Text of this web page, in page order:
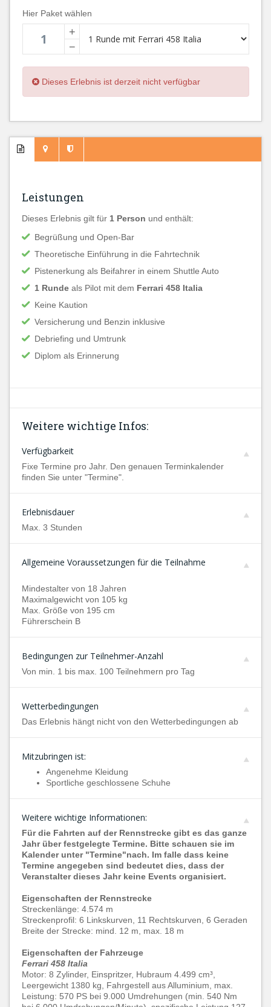
Hier Paket wählen
+
−
Dieses Erlebnis ist derzeit nicht verfügbar
Leistungen
Dieses Erlebnis gilt für 1 Person und enthält:
Begrüßung und Open-Bar
Theoretische Einführung in die Fahrtechnik
Pistenerkung als Beifahrer in einem Shuttle Auto
1 Runde als Pilot mit dem Ferrari 458 Italia
Keine Kaution
Versicherung und Benzin inklusive
Debriefing und Umtrunk
Diplom als Erinnerung
Weitere wichtige Infos:
Verfügbarkeit
Fixe Termine pro Jahr. Den genauen Terminkalender
finden Sie unter "Termine".
Erlebnisdauer
Max. 3 Stunden
Allgemeine Voraussetzungen für die Teilnahme
Mindestalter von 18 Jahren
Maximalgewicht von 105 kg
Max. Größe von 195 cm
Führerschein B
Bedingungen zur Teilnehmer-Anzahl
Von min. 1 bis max. 100 Teilnehmern pro Tag
Wetterbedingungen
Das Erlebnis hängt nicht von den Wetterbedingungen ab
Mitzubringen ist:
Angenehme Kleidung
Sportliche geschlossene Schuhe
Weitere wichtige Informationen:
Für die Fahrten auf der Rennstrecke gibt es das ganze
Jahr über festgelegte Termine. Bitte schauen sie im
Kalender unter "Termine"nach. Im falle dass keine
Termine angegeben sind bedeutet dies, dass der
Veranstalter dieses Jahr keine Events organisiert.
Eigenschaften der Rennstrecke
Streckenlänge: 4.574 m
Streckenprofil: 6 Linkskurven, 11 Rechtskurven, 6 Geraden
Breite der Strecke: mind. 12 m, max. 18 m
Eigenschaften der Fahrzeuge
Ferrari 458 Italia
Motor: 8 Zylinder, Einspritzer, Hubraum 4.499 cm³,
Leergewicht 1380 kg, Fahrgestell aus Alluminium, max.
Leistung: 570 PS bei 9.000 Umdrehungen (min. 540 Nm